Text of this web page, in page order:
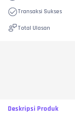
Transaksi Sukses
Total Ulasan
Deskripsi Produk